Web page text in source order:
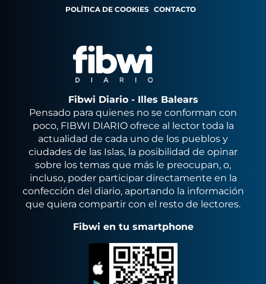
POLÍTICA DE COOKIES CONTACTO
Fibwi Diario - Illes Balears
Pensado para quienes no se conforman con
poco, FIBWI DIARIO ofrece al lector toda la
actualidad de cada uno de los pueblos y
ciudades de las Islas, la posibilidad de opinar
sobre los temas que más le preocupan, o,
incluso, poder participar directamente en la
confección del diario, aportando la información
que quiera compartir con el resto de lectores.
Fibwi en tu smartphone